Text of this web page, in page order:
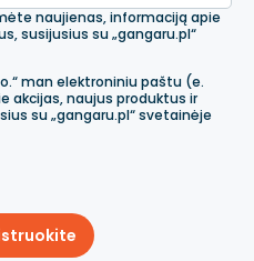
naujienas, informaciją apie
susijusius su „gangaru.pl“
man elektroniniu paštu (e.
akcijas, naujus produktus ir
su „gangaru.pl“ svetainėje